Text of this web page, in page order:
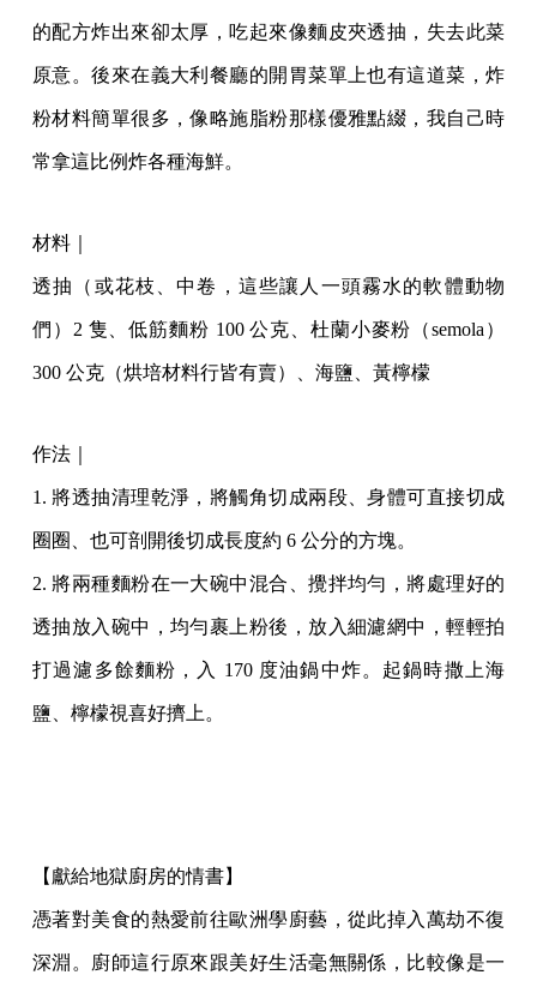
的配方炸出來卻太厚，吃起來像麵皮夾透抽，失去此菜
原意。後來在義大利餐廳的開胃菜單上也有這道菜，炸
粉材料簡單很多，像略施脂粉那樣優雅點綴，我自己時
常拿這比例炸各種海鮮。
材料｜
透抽（或花枝、中卷，這些讓人一頭霧水的軟體動物
們）2 隻、低筋麵粉 100 公克、杜蘭小麥粉（semola）
300 公克（烘培材料行皆有賣）、海鹽、黃檸檬
作法｜
1. 將透抽清理乾淨，將觸角切成兩段、身體可直接切成
圈圈、也可剖開後切成長度約 6 公分的方塊。
2. 將兩種麵粉在一大碗中混合、攪拌均勻，將處理好的
透抽放入碗中，均勻裹上粉後，放入細濾網中，輕輕拍
打過濾多餘麵粉，入 170 度油鍋中炸。起鍋時撒上海
鹽、檸檬視喜好擠上。
【獻給地獄廚房的情書】
憑著對美食的熱愛前往歐洲學廚藝，從此掉入萬劫不復
深淵。廚師這行原來跟美好生活毫無關係，比較像是一